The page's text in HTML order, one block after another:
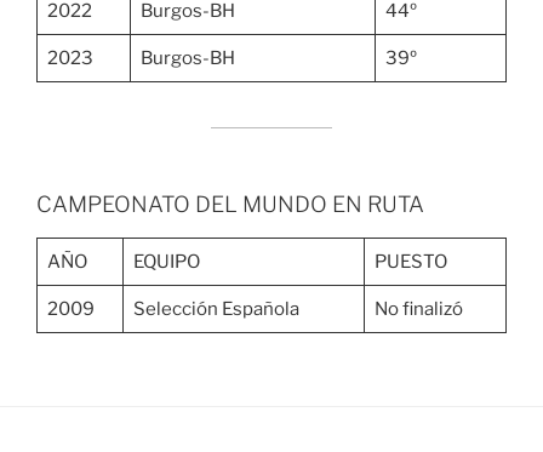
2022 Burgos-BH 44º
2023 Burgos-BH 39º
CAMPEONATO DEL MUNDO EN RUTA
AÑO EQUIPO PUESTO
2009 Selección Española No finalizó